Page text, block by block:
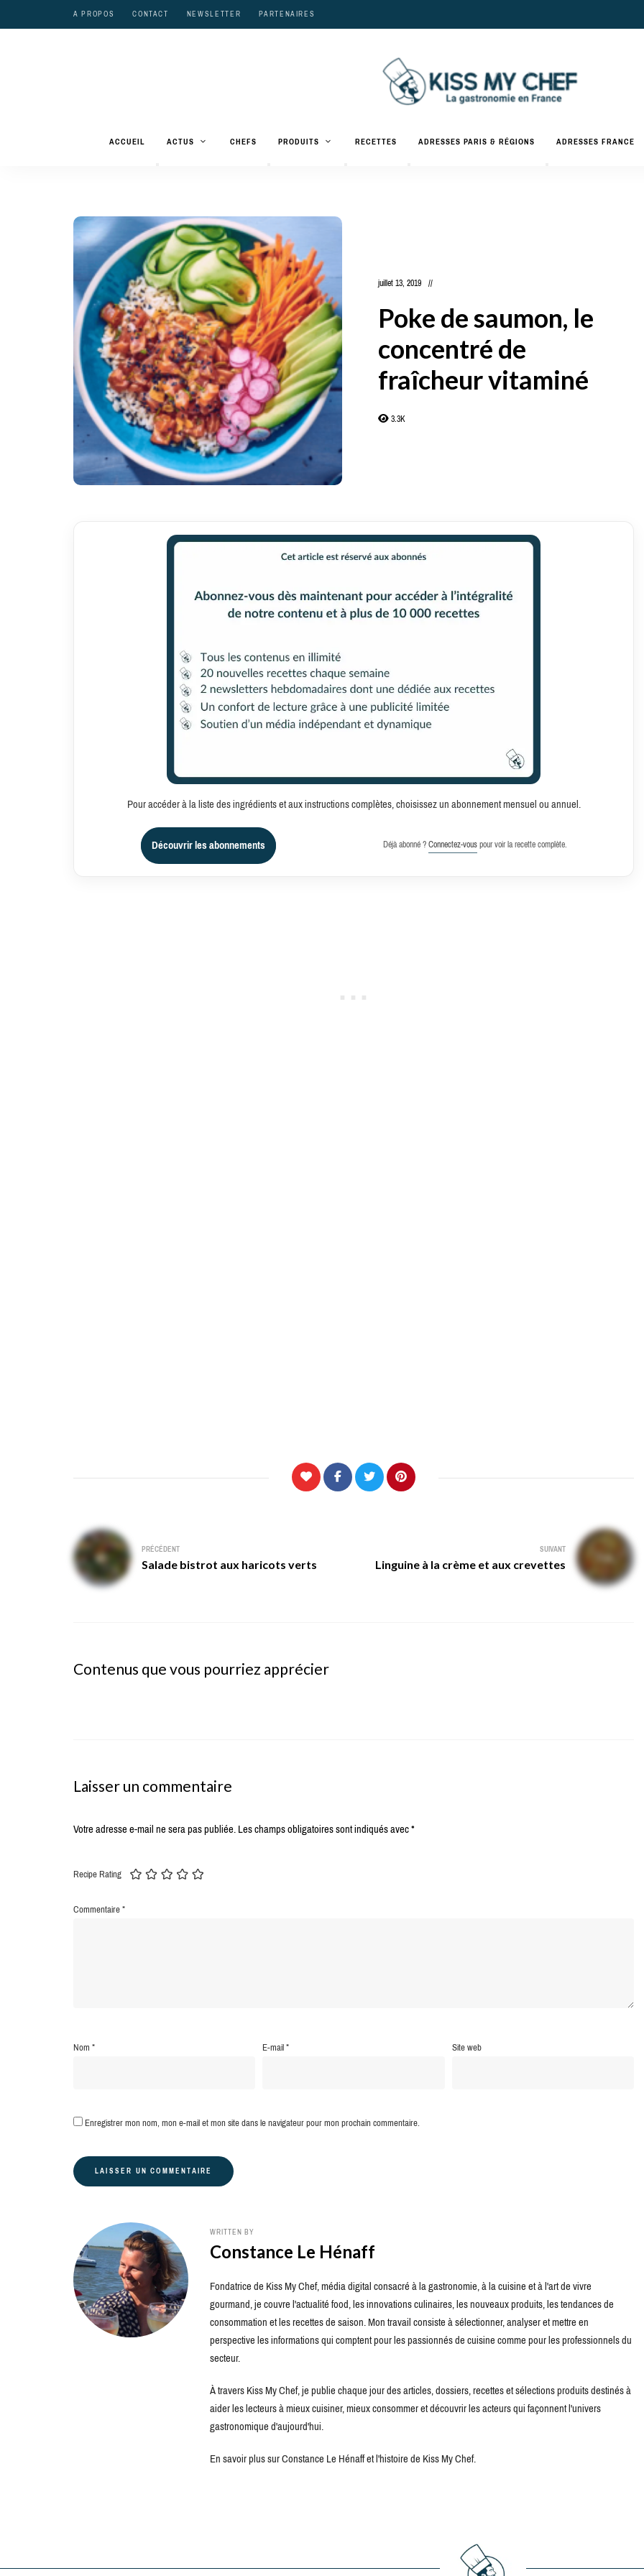
A PROPOS CONTACT NEWSLETTER PARTENAIRES
Kiss
gastronomiques
et
ACCUEIL ACTUS CHEFS PRODUITS RECETTES ADRESSES PARIS & RÉGIONS ADRESSES FRANCE
juillet 13, 2019
Poke de saumon, le
concentré de
fraîcheur vitaminé
3.3K
Pour accéder à la liste des ingrédients et aux instructions complètes, choisissez un abonnement mensuel ou annuel.
Découvrir les abonnements Déjà abonné ?Connectez-vouspour voir la recette complète.
Navigation
de
l’article
PRÉCÉDENT
Salade bistrot aux haricots verts
SUIVANT
Linguine à la crème et aux crevettes
Contenus que vous pourriez apprécier
Laisser un commentaire
Votre adresse e-mail ne sera pas publiée.Les champs obligatoires sont indiqués avec*
Recipe Rating
Commentaire*
Nom* E-mail* Site web
Enregistrer mon nom, mon e-mail et mon site dans le navigateur pour mon prochain commentaire.
WRITTEN BY
Constance Le Hénaff
Fondatrice de Kiss My Chef, média digital consacré à la gastronomie, à la cuisine et à l'art de vivre
gourmand, je couvre l'actualité food, les innovations culinaires, les nouveaux produits, les tendances de
consommation et les recettes de saison. Mon travail consiste à sélectionner, analyser et mettre en
perspective les informations qui comptent pour les passionnés de cuisine comme pour les professionnels du
secteur.
À travers Kiss My Chef, je publie chaque jour des articles, dossiers, recettes et sélections produits destinés à
aider les lecteurs à mieux cuisiner, mieux consommer et découvrir les acteurs qui façonnent l'univers
gastronomique d'aujourd'hui.
En savoir plus sur Constance Le Hénaff et l'histoire de Kiss My Chef.